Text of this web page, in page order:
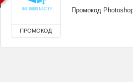
ПРОМОКОД
Промокод